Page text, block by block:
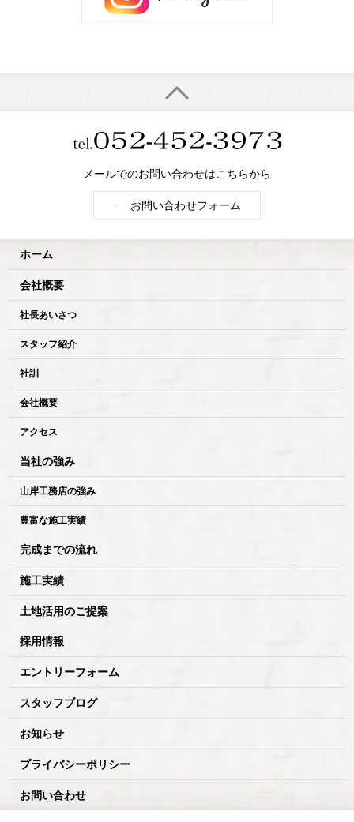
メールでのお問い合わせはこちらから
お問い合わせフォーム
ホーム
会社概要
社長あいさつ
スタッフ紹介
社訓
会社概要
アクセス
当社の強み
山岸工務店の強み
豊富な施工実績
完成までの流れ
施工実績
土地活用のご提案
採用情報
エントリーフォーム
スタッフブログ
お知らせ
プライバシーポリシー
お問い合わせ